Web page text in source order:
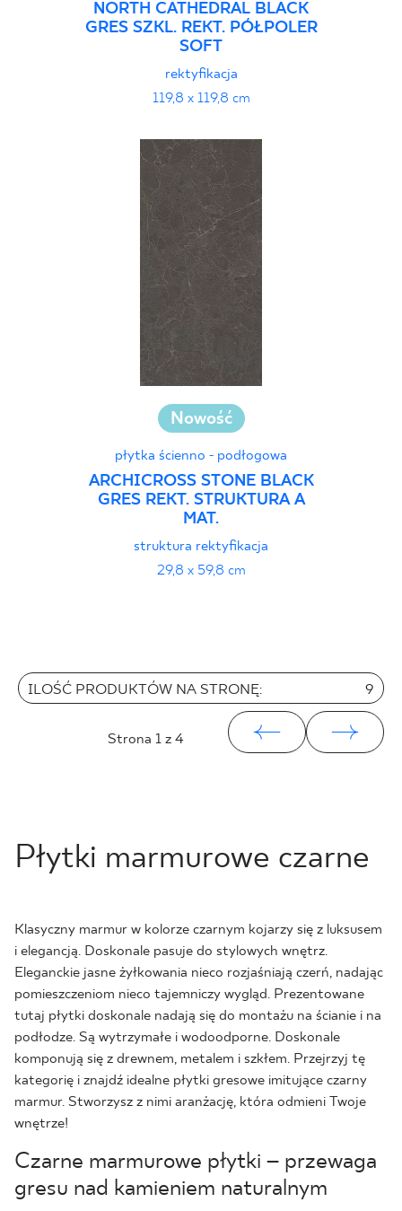
NORTH CATHEDRAL BLACK
GRES SZKL. REKT. PÓŁPOLER
SOFT
rektyfikacja
119,8 x 119,8 cm
Nowość
płytka ścienno - podłogowa
ARCHICROSS STONE BLACK
GRES REKT. STRUKTURA A
MAT.
struktura rektyfikacja
29,8 x 59,8 cm
ILOŚĆ PRODUKTÓW NA STRONĘ: 9
Strona 1 z 4
Płytki marmurowe czarne
Klasyczny marmur w kolorze czarnym kojarzy się z luksusem
i elegancją. Doskonale pasuje do stylowych wnętrz.
Eleganckie jasne żyłkowania nieco rozjaśniają czerń, nadając
pomieszczeniom nieco tajemniczy wygląd. Prezentowane
tutaj płytki doskonale nadają się do montażu na ścianie i na
podłodze. Są wytrzymałe i wodoodporne. Doskonale
komponują się z drewnem, metalem i szkłem. Przejrzyj tę
kategorię i znajdź idealne płytki gresowe imitujące czarny
marmur. Stworzysz z nimi aranżację, która odmieni Twoje
wnętrze!
Czarne marmurowe płytki – przewaga
gresu nad kamieniem naturalnym